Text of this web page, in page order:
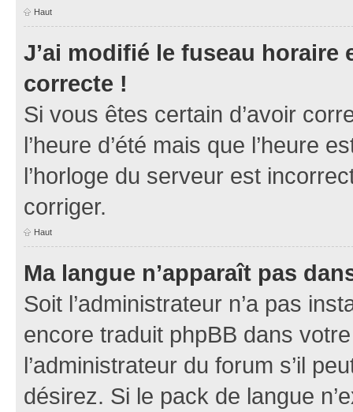
Haut
J’ai modifié le fuseau horaire
correcte !
Si vous êtes certain d’avoir
l’heure d’été mais que l’heure
l’horloge du serveur est
corriger.
Haut
Ma langue n’apparaît pas
Soit l’administrateur n’a pas
encore traduit phpBB dans
l’administrateur du forum s’il
désirez. Si le pack de langue